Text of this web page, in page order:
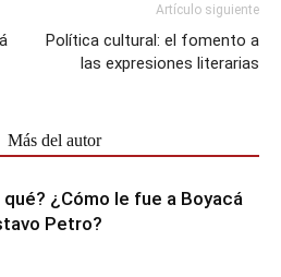
Artículo siguiente
Política cultural: el fomento a
las expresiones literarias
Más del autor
qué? ¿Cómo le fue a Boyacá
Petro?